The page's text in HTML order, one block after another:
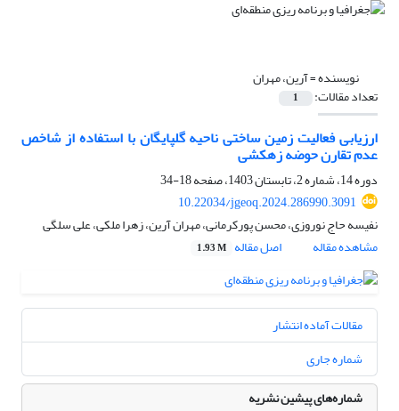
نویسنده =آرین، مهران
تعداد مقالات: 1
ارزیابی فعالیت زمین ساختی ناحیه گلپایگان با استفاده از شاخص
عدم تقارن حوضه زهکشی
دوره 14، شماره 2، تابستان 1403، صفحه
18-34
10.22034/jgeoq.2024.286990.3091
نفیسه حاج نوروزی، محسن پورکرمانی، مهران آرین، زهرا ملکی، علی سلگی
مشاهده مقاله
اصل مقاله 1.93 M
مقالات آماده انتشار
شماره جاری
شماره‌های پیشین نشریه